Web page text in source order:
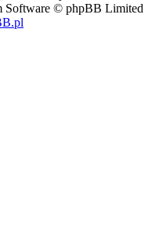
Software © phpBB Limited